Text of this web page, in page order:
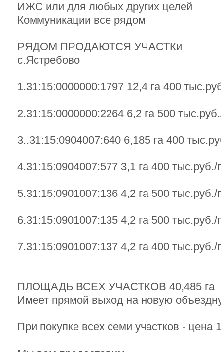
ИЖС или для любых других целей
Коммуникации все рядом
РЯДОМ ПРОДАЮТСЯ УЧАСТКи
с.Ястребово
1.31:15:0000000:1797 12,4 га 400
2.31:15:0000000:2264 6,2 га 500
3..31:15:0904007:640 6,185 га 400
4.31:15:0904007:577 3,1 га 400 тыс.руб./
5.31:15:0901007:136 4,2 га 500 тыс.руб./
6.31:15:0901007:135 4,2 га 500 тыс.руб./
7.31:15:0901007:137 4,2 га 400 тыс.руб./
ПЛОЩАДЬ ВСЕХ УЧАСТКОВ 40,485 га
Имеет прямой выход на новую
При покупке всех семи участков - цена